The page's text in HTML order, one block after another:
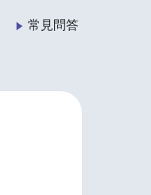
常見問答